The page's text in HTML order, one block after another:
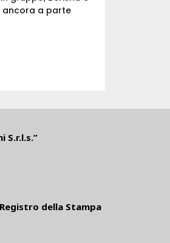
ancora a parte
S.r.l.s.”
della Stampa